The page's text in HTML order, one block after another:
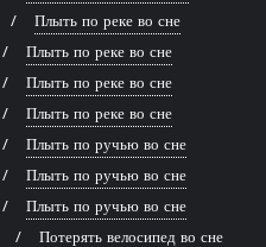
Плыть по реке во сне
Плыть по реке во сне
Плыть по реке во сне
Плыть по реке во сне
Плыть по ручью во сне
Плыть по ручью во сне
Плыть по ручью во сне
Потерять велосипед во сне